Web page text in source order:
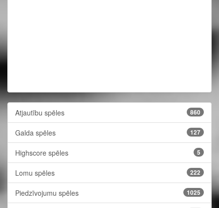
Atjautību spēles 860
Galda spēles 127
Highscore spēles 5
Lomu spēles 222
Piedzīvojumu spēles 1025